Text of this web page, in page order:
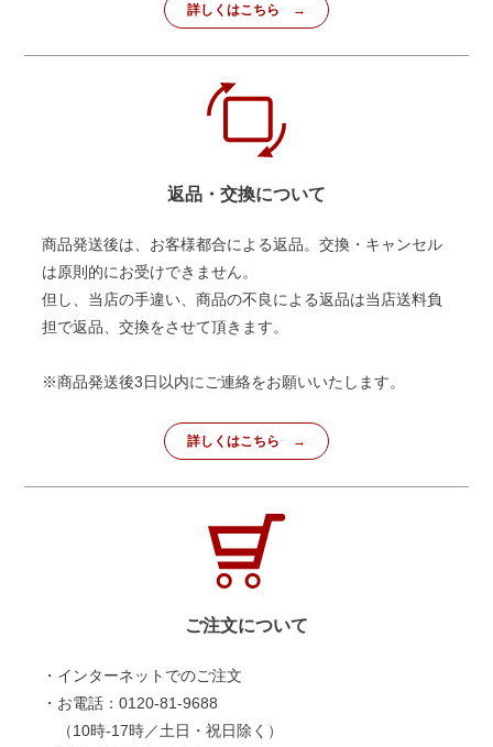
詳しくはこちら
返品・交換について
商品発送後は、お客様都合による返品。交換・キャンセル
は原則的にお受けできません。
但し、当店の手違い、商品の不良による返品は当店送料負
担で返品、交換をさせて頂きます。
※商品発送後3日以内にご連絡をお願いいたします。
詳しくはこちら
ご注文について
・インターネットでのご注文
・お電話：0120-81-9688
（10時-17時／土日・祝日除く）